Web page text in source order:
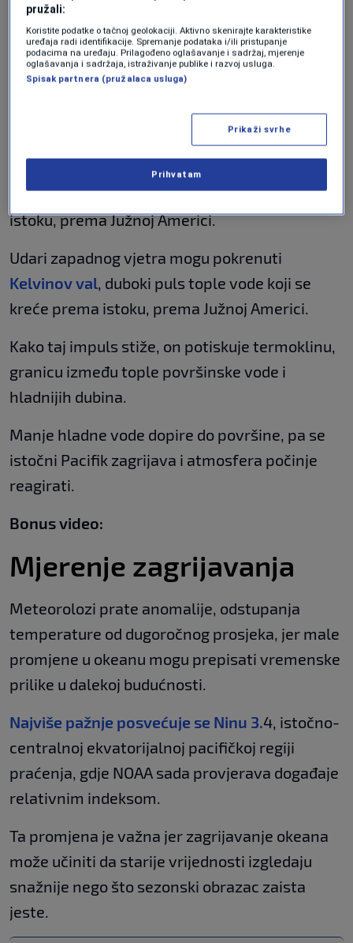
dostupno i u "finim" restoranima
LIFESTYLE|20. apr.
Kada pacifički pasati, stalni vjetrovi koji obično
guraju toplu vodu prema zapadu, oslabe,
površinska toplina može se pomicati prema
istoku, prema Južnoj Americi.
Udari zapadnog vjetra mogu pokrenuti
Kelvinov val , duboki puls tople vode koji se
kreće prema istoku, prema Južnoj Americi.
Kako taj impuls stiže, on potiskuje termoklinu,
granicu između tople površinske vode i
hladnijih dubina.
Manje hladne vode dopire do površine, pa se
istočni Pacifik zagrijava i atmosfera počinje
reagirati.
Bonus video:
Mjerenje zagrijavanja
Meteorolozi prate anomalije, odstupanja
temperature od dugoročnog prosjeka, jer male
promjene u okeanu mogu prepisati vremenske
prilike u dalekoj budućnosti.
Najviše pažnje posvećuje se Ninu 3.4, istočno-
centralnoj ekvatorijalnoj pacifičkoj regiji
praćenja, gdje NOAA sada provjerava događaje
relativnim indeksom.
Ta promjena je važna jer zagrijavanje okeana
može učiniti da starije vrijednosti izgledaju
snažnije nego što sezonski obrazac zaista
jeste.
pružali:
Koristite podatke o tačnoj geolokaciji. Aktivno skenirajte karakteristike
uređaja radi identifikacije. Spremanje podataka i/ili pristupanje
podacima na uređaju. Prilagođeno oglašavanje i sadržaj, mjerenje
oglašavanja i sadržaja, istraživanje publike i razvoj usluga.
Spisak partnera (pružalaca usluga)
Prikaži svrhe
Prihvatam